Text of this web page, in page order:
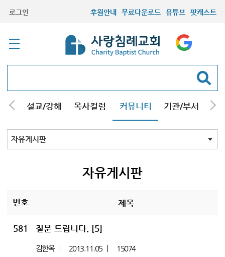
로그인 후원안내 무료다운로드 유튜브 팟캐스트
내 설교/강해 목사컬럼 커뮤니티 기관/부서 선
최근등록자료
자유게시판
자유게시판
번호 제목
581 질문 드립니다. [5]
김한옥 2013.11.05 15074